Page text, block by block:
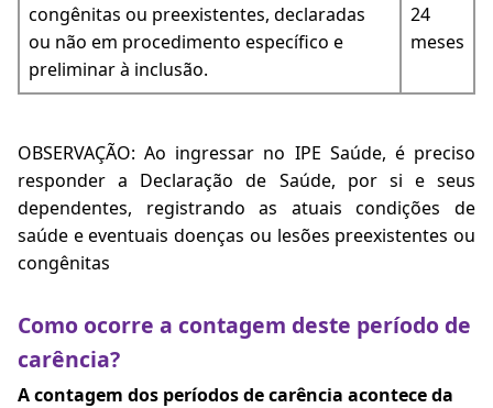
congênitas ou preexistentes, declaradas
ou não em procedimento específico e
preliminar à inclusão.
24
meses
OBSERVAÇÃO: Ao ingressar no IPE Saúde, é preciso
responder a Declaração de Saúde, por si e seus
dependentes, registrando as atuais condições de
saúde e eventuais doenças ou lesões preexistentes ou
congênitas
Como ocorre a contagem deste período de
carência?
A contagem dos períodos de carência acontece da